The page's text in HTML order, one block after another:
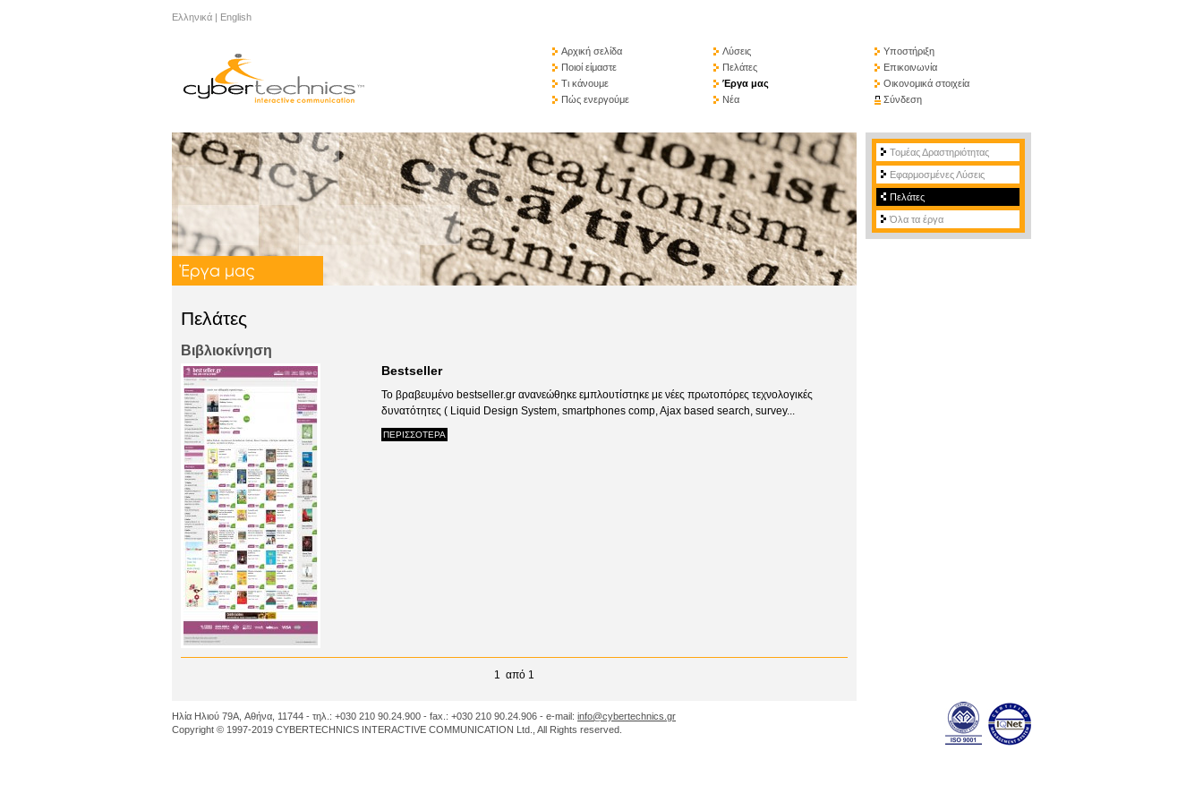
Ελληνικά | English
Αρχική σελίδα
Ποιοί είμαστε
Τι κάνουμε
Πώς ενεργούμε
Λύσεις
Πελάτες
Έργα μας
Νέα
Υποστήριξη
Επικοινωνία
Οικονομικά στοιχεία
Σύνδεση
Πελάτες
Βιβλιοκίνηση
Bestseller
Το βραβευμένο bestseller.gr ανανεώθηκε εμπλουτίστηκε με νέες πρωτοπόρες τεχνολογικές
δυνατότητες ( Liquid Design System, smartphones comp, Ajax based search, survey...
ΠΕΡΙΣΣΟΤΕΡΑ
1 από 1
Τομέας Δραστηριότητας
Εφαρμοσμένες Λύσεις
Πελάτες
Όλα τα έργα
Ηλία Ηλιού 79A, Αθήνα, 11744 - τηλ.: +030 210 90.24.900 - fax.: +030 210 90.24.906 - e-mail: info@cybertechnics.gr
Copyright © 1997-2019 CYBERTECHNICS INTERACTIVE COMMUNICATION Ltd., All Rights reserved.